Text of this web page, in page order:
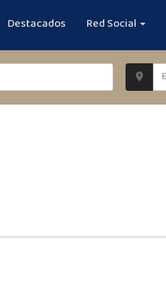
Destacados Red Social